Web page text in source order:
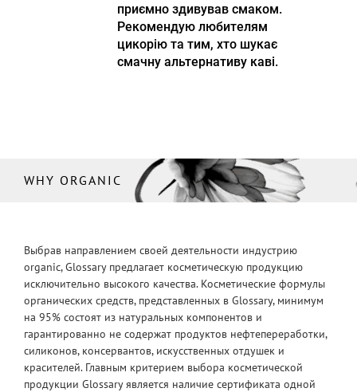
приємно здивував смаком.
Рекомендую любителям
цикорію та тим, хто шукає
смачну альтернативу каві.
WHY ORGANIC
Выбрав направлением своей деятельности индустрию
organic, Glossary предлагает косметическую продукцию
исключительно высокого качества. Косметические формулы
органических средств, представленных в Glossary, минимум
на 95% состоят из натуральных компонентов и
гарантированно не содержат продуктов нефтепереработки,
силиконов, консервантов, искусственных отдушек и
красителей. Главным критерием выбора косметической
продукции Glossary является наличие сертификата одной